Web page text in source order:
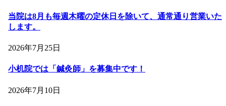
当院は8月も毎週木曜の定休日を除いて、通常通り営業いた
します。
2026年7月25日
小机院では「鍼灸師」を募集中です！
2026年7月10日